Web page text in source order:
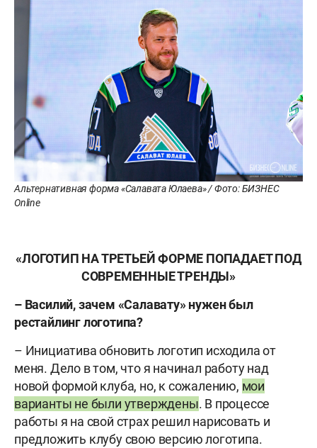
Альтернативная форма «Салавата Юлаева» / Фото: БИЗНЕС
Online
«ЛОГОТИП НА ТРЕТЬЕЙ ФОРМЕ ПОПАДАЕТ ПОД
СОВРЕМЕННЫЕ ТРЕНДЫ»
– Василий, зачем «Салавату» нужен был
рестайлинг логотипа?
– Инициатива обновить логотип исходила от
меня. Дело в том, что я начинал работу над
новой формой клуба, но, к сожалению, мои
варианты не были утверждены. В процессе
работы я на свой страх решил нарисовать и
предложить клубу свою версию логотипа.